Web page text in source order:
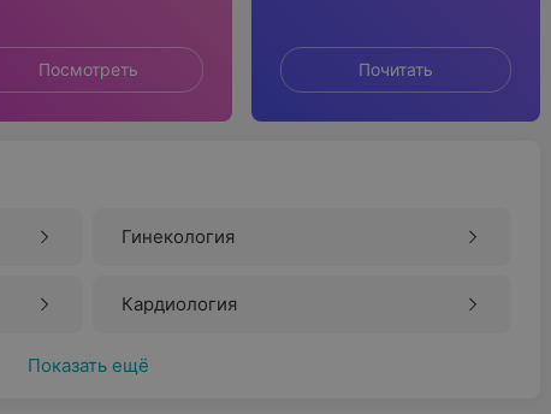
Посмотреть Почитать
Гинекология
Кардиология
Показать ещё